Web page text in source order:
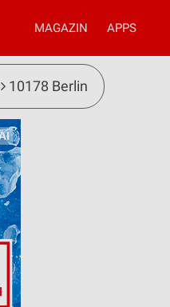
MAGAZIN APPS
10178 Berlin